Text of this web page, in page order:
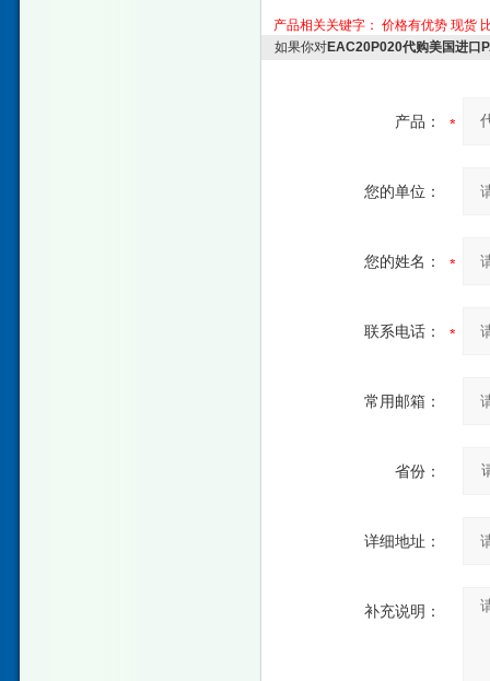
产品相关关键字： 价格有优势 现货
如果你对EAC20P020代购美国进口
产品：
您的单位：
您的姓名：
联系电话：
常用邮箱：
省份：
详细地址：
补充说明：